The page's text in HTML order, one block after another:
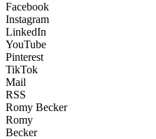
Facebook
Instagram
LinkedIn
YouTube
Pinterest
TikTok
Mail
RSS
Romy Becker
Romy
Becker